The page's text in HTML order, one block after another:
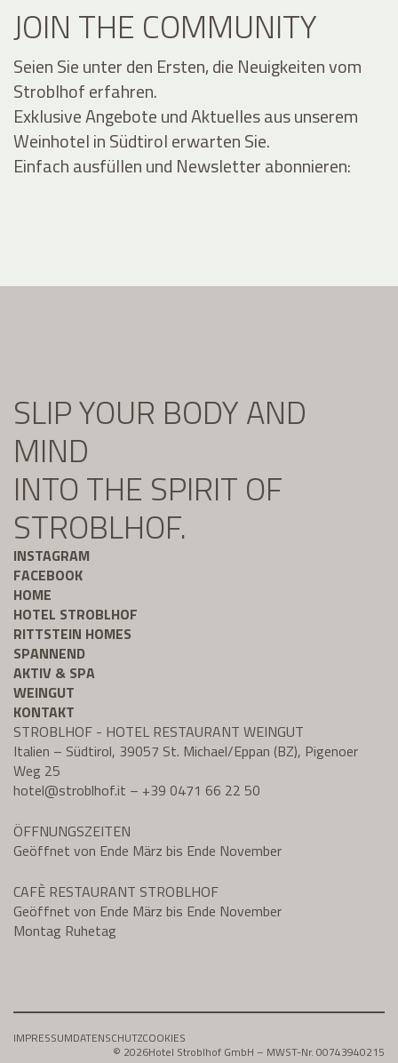
JOIN THE COMMUNITY
Seien Sie unter den Ersten, die Neuigkeiten vom
Stroblhof erfahren.
Exklusive Angebote und Aktuelles aus unserem
Weinhotel in Südtirol erwarten Sie.
Einfach ausfüllen und Newsletter abonnieren:
SLIP YOUR BODY AND
MIND
INTO THE SPIRIT OF
STROBLHOF.
INSTAGRAM
FACEBOOK
HOME
HOTEL STROBLHOF
RITTSTEIN HOMES
SPANNEND
AKTIV & SPA
WEINGUT
KONTAKT
STROBLHOF - HOTEL RESTAURANT WEINGUT
Italien – Südtirol, 39057 St. Michael/Eppan (BZ), Pigenoer
Weg 25
hotel@stroblhof.it – +39 0471 66 22 50
ÖFFNUNGSZEITEN
Geöffnet von Ende März bis Ende November
CAFÈ RESTAURANT STROBLHOF
Geöffnet von Ende März bis Ende November
Montag Ruhetag
IMPRESSUMDATENSCHUTZCOOKIES
© 2026Hotel Stroblhof GmbH – MWST-Nr. 00743940215